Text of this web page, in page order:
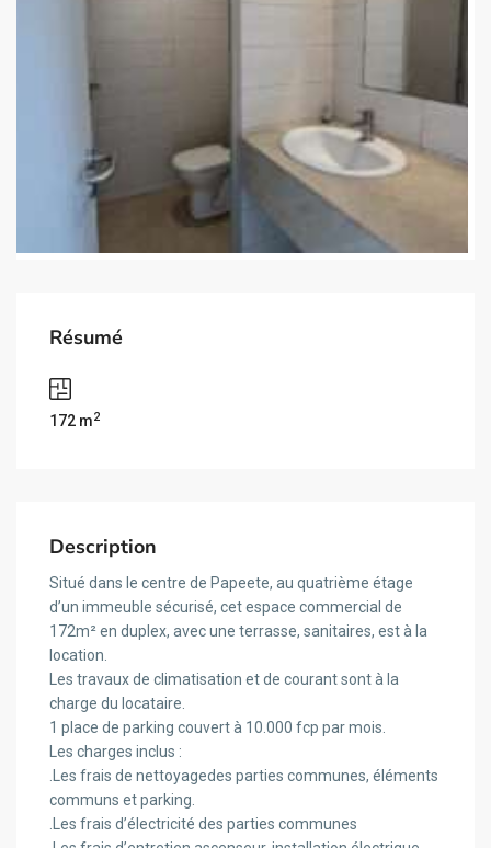
Résumé
172 m2
Description
Situé dans le centre de Papeete, au quatrième étage
d’un immeuble sécurisé, cet espace commercial de
172m² en duplex, avec une terrasse, sanitaires, est à la
location.
Les travaux de climatisation et de courant sont à la
charge du locataire.
1 place de parking couvert à 10.000 fcp par mois.
Les charges inclus :
.Les frais de nettoyagedes parties communes, éléments
communs et parking.
.Les frais d’électricité des parties communes